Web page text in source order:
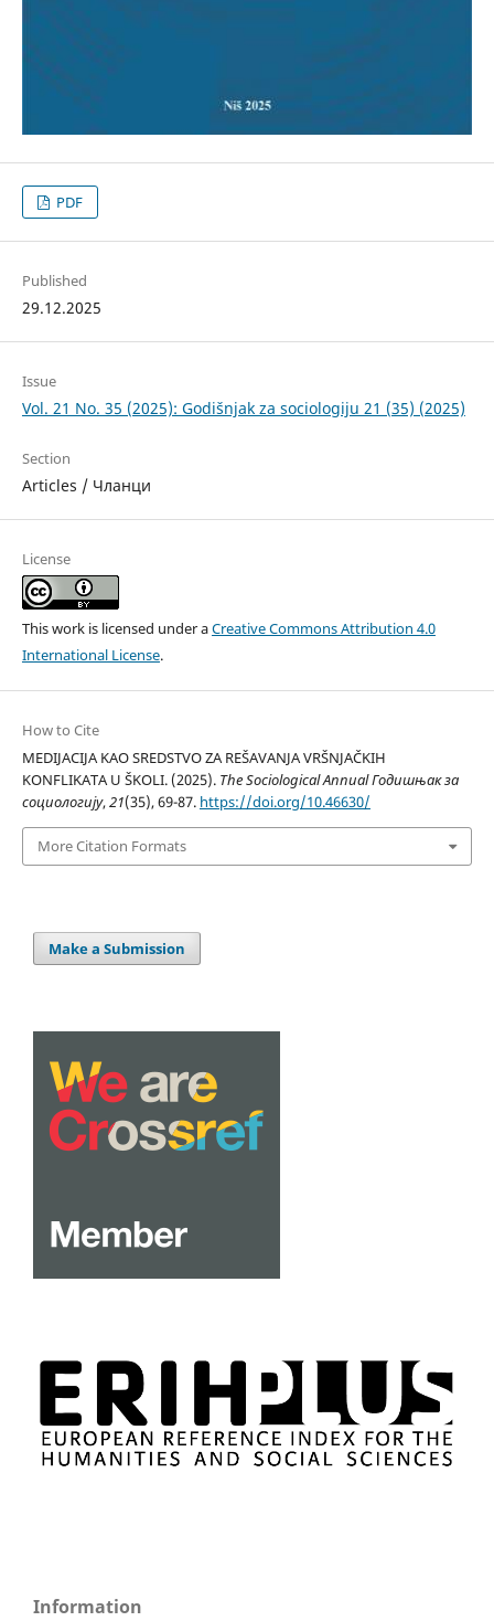
PDF
Published
29.12.2025
Issue
Vol. 21 No. 35 (2025): Godišnjak za sociologiju 21 (35) (2025)
Section
Articles / Чланци
License
This work is licensed under aCreative Commons Attribution 4.0
International License.
How to Cite
MEDIJACIJA KAO SREDSTVO ZA REŠAVANJA VRŠNJAČKIH
KONFLIKATA U ŠKOLI. (2025). The Sociological Annual Годишњак за
социологију,21(35), 69-87. https://doi.org/10.46630/
More Citation Formats
Make a Submission
Information